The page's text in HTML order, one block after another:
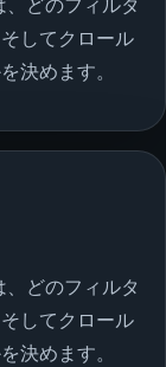
してクロール
決めます。
どのフィルタ
してクロール
決めます。